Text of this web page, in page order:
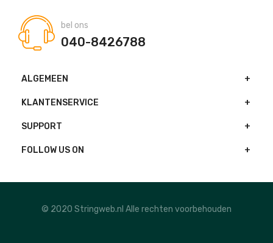
bel ons
040-8426788
ALGEMEEN
KLANTENSERVICE
SUPPORT
FOLLOW US ON
© 2020 Stringweb.nl Alle rechten voorbehouden